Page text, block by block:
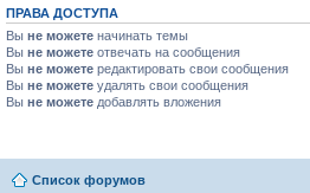
ПРАВА ДОСТУПА
Вы не можете начинать темы
Вы не можете отвечать на сообщения
Вы не можете редактировать свои сообщения
Вы не можете удалять свои сообщения
Вы не можете добавлять вложения
Список форумов